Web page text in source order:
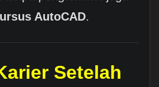
AutoCAD.
Setelah